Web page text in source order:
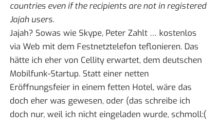
countries even if the recipients are not in registered
Jajah users.
Jajah? Sowas wie Skype, Peter Zahlt … kostenlos
via Web mit dem Festnetztelefon teflonieren. Das
hätte ich eher von Cellity erwartet, dem deutschen
Mobilfunk-Startup. Statt einer netten
Eröffnungsfeier in einem fetten Hotel, wäre das
doch eher was gewesen, oder (das schreibe ich
doch nur, weil ich nicht eingeladen wurde, schmoll:(